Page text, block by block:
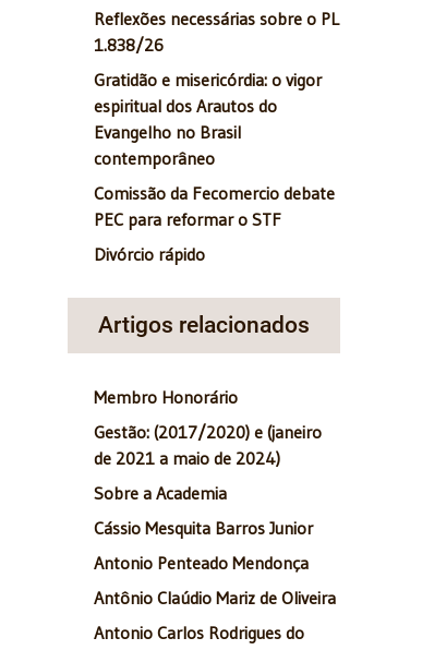
Reflexões necessárias sobre o PL
1.838/26
Gratidão e misericórdia: o vigor
espiritual dos Arautos do
Evangelho no Brasil
contemporâneo
Comissão da Fecomercio debate
PEC para reformar o STF
Divórcio rápido
Artigos relacionados
Membro Honorário
Gestão: (2017/2020) e (janeiro
de 2021 a maio de 2024)
Sobre a Academia
Cássio Mesquita Barros Junior
Antonio Penteado Mendonça
Antônio Claúdio Mariz de Oliveira
Antonio Carlos Rodrigues do